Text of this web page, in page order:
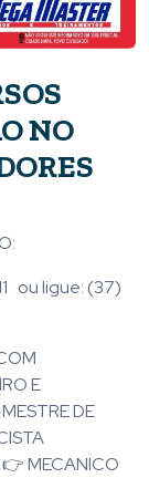
NO
ou ligue: (37)
E
DE
MECANICO